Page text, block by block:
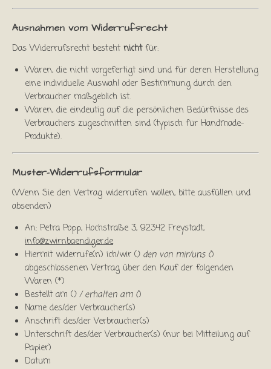
Ausnahmen vom Widerrufsrecht
Das Widerrufsrecht besteht nichtfür:
Waren, die nicht vorgefertigt sind und für deren Herstellung
eine individuelle Auswahl oder Bestimmung durch den
Verbraucher maßgeblich ist.
Waren, die eindeutig auf die persönlichen Bedürfnisse des
Verbrauchers zugeschnitten sind (typisch für Handmade-
Produkte).
Muster-Widerrufsformular
(Wenn Sie den Vertrag widerrufen wollen, bitte ausfüllen und
absenden)
An: Petra Popp, Hochstraße 3, 92342 Freystadt,
info@zwirnbaendiger.de
Hiermit widerrufe(n) ich/wir () den von mir/uns ()
abgeschlossenen Vertrag über den Kauf der folgenden
Waren (*)
Bestellt am () / erhalten am ()
Name des/der Verbraucher(s)
Anschrift des/der Verbraucher(s)
Unterschrift des/der Verbraucher(s) (nur bei Mitteilung auf
Papier)
Datum